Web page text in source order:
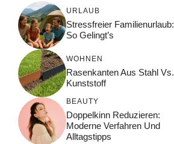
URLAUB
Stressfreier Familienurlaub:
So Gelingt’s
WOHNEN
Rasenkanten Aus Stahl Vs.
Kunststoff
BEAUTY
Doppelkinn Reduzieren:
Moderne Verfahren Und
Alltagstipps